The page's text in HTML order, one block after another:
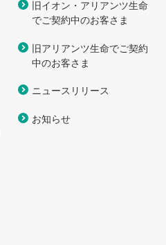
旧イオン・アリアンツ生命
でご契約中のお客さま
旧アリアンツ生命でご契約
中のお客さま
ニュースリリース
お知らせ